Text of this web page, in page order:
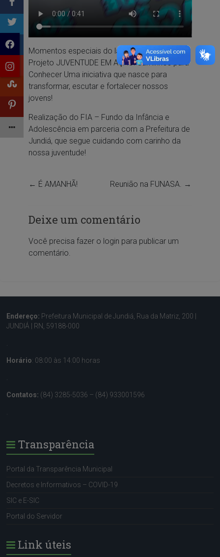
Momentos especiais do lançamento do
Projeto JUVENTUDE EM AÇÃO: Caminhos para
Conhecer Uma iniciativa que nasce para
transformar, escutar e fortalecer nossos
jovens!
Realização do FIA – Fundo da Infância e
Adolescência em parceria com a Prefeitura de
Jundiá, que segue cuidando com carinho da
nossa juventude!
← É AMANHÃ! Reunião na FUNASA. →
Deixe um comentário
Você precisa fazer o login para publicar um
comentário.
Endereço: Prefeitura Municipal de Jundiá, Rua da Matriz, 200 |
JUNDIÁ | RN, 59188-000
Horário: 08:00 às 14:00 horas
Contatos: (84) 3285-5036 – (84) 933001596
Transparência
Portal da Transparência Municipal
Decretos e Informativos – COVID-19
SIC e E-SIC
Portal do Servidor
Link úteis